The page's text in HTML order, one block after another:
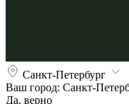
Санкт-Петербург
Ваш город: Санкт-
Да, верно